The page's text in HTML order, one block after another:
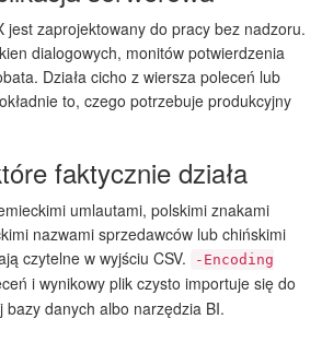
jest zaprojektowany do pracy bez nadzoru.
dialogowych, monitów potwierdzenia
Działa cicho z wiersza poleceń lub
to, czego potrzebuje produkcyjny
faktycznie działa
umlautami, polskimi znakami
nazwami sprzedawców lub chińskimi
czytelne w wyjściu CSV.
-Encoding
i wynikowy plik czysto importuje się do
bazy danych albo narzędzia BI.